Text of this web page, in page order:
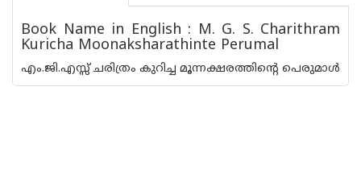
Book Name in English : M. G. S. Charithram
Kuricha Moonaksharathinte Perumal
എം.ജി.എസ്സ് ചരിത്രം കുറിച്ച മൂന്നക്ഷരത്തിൻ്റെ പെരുമാൾ